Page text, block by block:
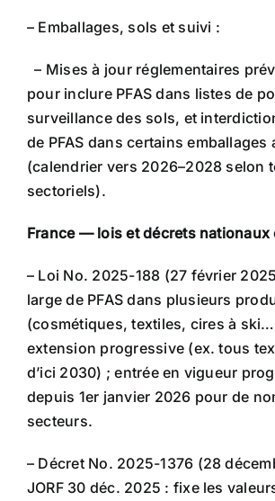
– Emballages, sols et suivi :
– Mises à jour réglementaires
pour inclure PFAS dans listes de
surveillance des sols, et
de PFAS dans certains emballages
(calendrier vers 2026–2028 selon
sectoriels).
France — lois et décrets nationaux
– Loi No. 2025-188 (27 février
large de PFAS dans plusieurs
(cosmétiques, textiles, cires à
extension progressive (ex. tous
d’ici 2030) ; entrée en vigueur
depuis 1er janvier 2026 pour de
secteurs.
– Décret No. 2025-1376 (28
JORF 30 déc. 2025 : fixe les